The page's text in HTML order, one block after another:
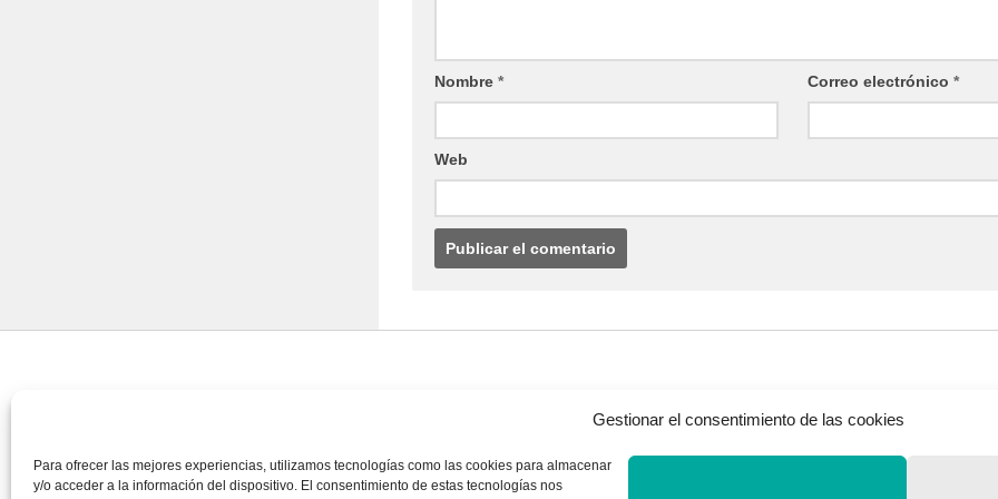
Gestionar el consentimiento de las cookies
Para ofrecer las mejores experiencias, utilizamos tecnologías como las cookies para almacenar
y/o acceder a la información del dispositivo. El consentimiento de estas tecnologías nos
Nombre * Correo electrónico *
Web